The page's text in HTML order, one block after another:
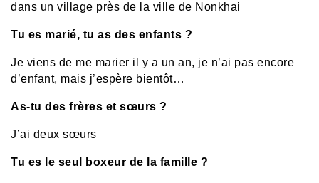
dans un village près de la ville de Nonkhai
Tu es marié, tu as des enfants ?
Je viens de me marier il y a un an, je n’ai pas encore
d’enfant, mais j’espère bientôt…
As-tu des frères et sœurs ?
J’ai deux sœurs
Tu es le seul boxeur de la famille ?